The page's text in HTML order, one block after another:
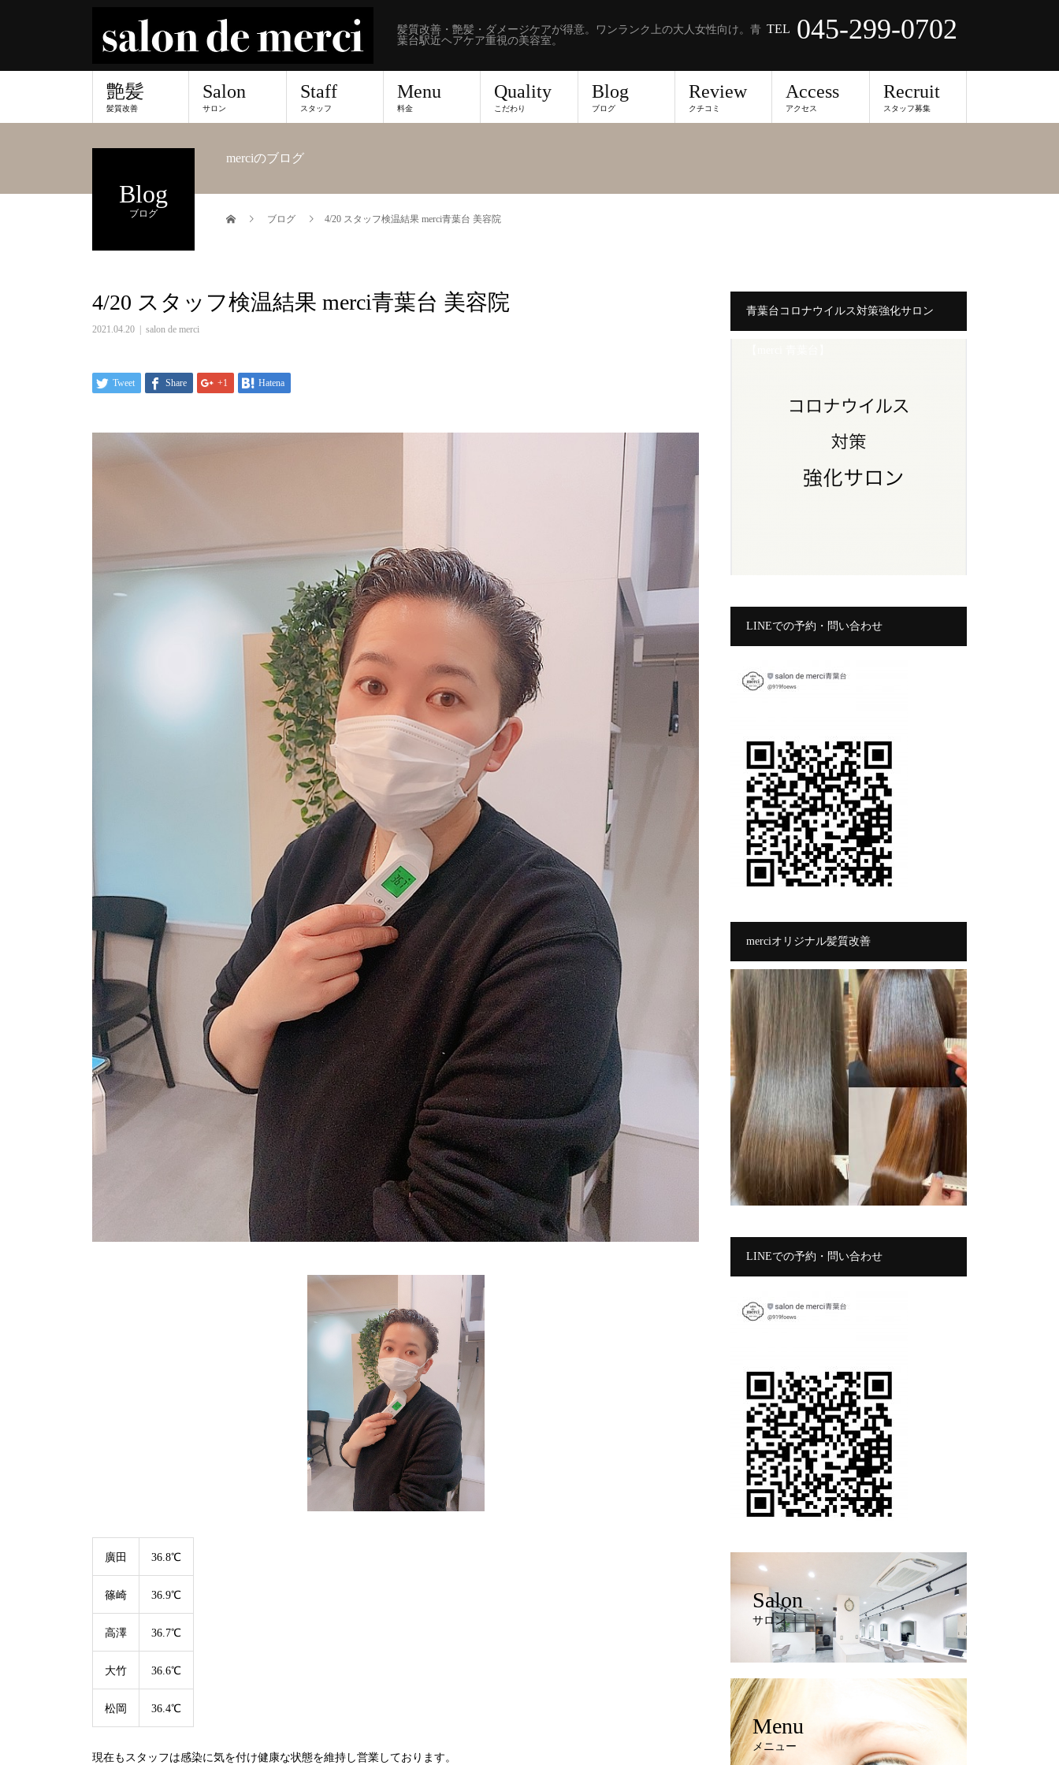
髪質改善・艶髪・ダメージケアが得意。ワンランク上の大人女性向け。青
葉台駅近ヘアケア重視の美容室。
TEL 045-299-0702
艶髪
髪質改善
Salon
サロン
Staff
スタッフ
Menu
料金
Quality
こだわり
Blog
ブログ
Review
クチコミ
Access
アクセス
Recruit
スタッフ募集
Blog
ブログ
merciのブログ
ブログ 4/20 スタッフ検温結果 merci青葉台 美容院
4/20 スタッフ検温結果 merci青葉台 美容院
2021.04.20 salon de merci
Tweet Share +1 Hatena
廣田 36.8℃
篠崎 36.9℃
高澤 36.7℃
大竹 36.6℃
松岡 36.4℃
現在もスタッフは感染に気を付け健康な状態を維持し営業しております。
青葉台コロナウイルス対策強化サロン
LINEでの予約・問い合わせ
merciオリジナル髪質改善
LINEでの予約・問い合わせ
Salon
サロン
Menu
メニュー